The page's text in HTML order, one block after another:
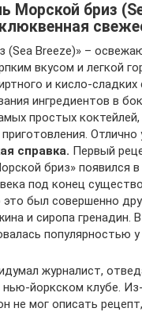
Морской бриз
клюквенная
(Sea Breeze)» –
вкусом и легкой
и кисло-
ингредиентов в
простых
справка. Первый
бриз» появился
под конец
это был совершенно
и сиропа гренадин.
популярностью
журналист,
йоркском клубе.
не мог описать